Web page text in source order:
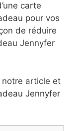
carte
pour vos
de réduire
Jennyfer
notre article et
Jennyfer